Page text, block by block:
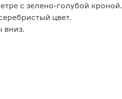
с зелено-голубой кроной.
цвет.
вниз.